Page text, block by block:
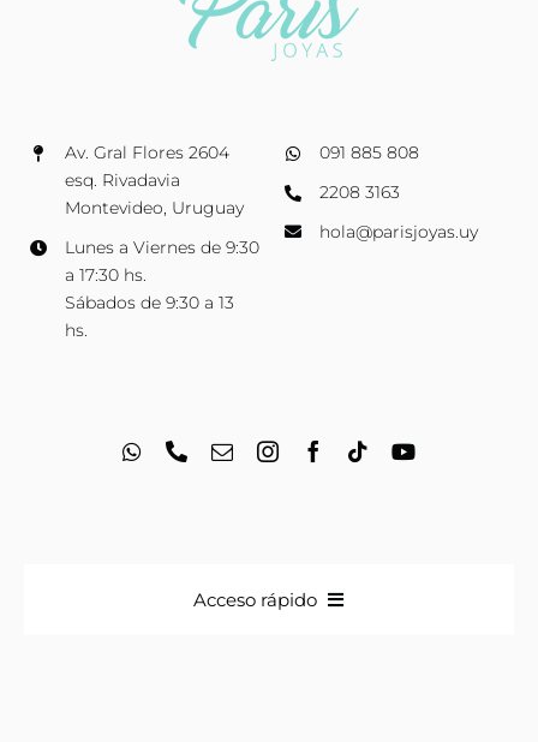
Av. Gral Flores 2604
esq. Rivadavia
Montevideo, Uruguay
Lunes a Viernes de 9:30
a 17:30 hs.
Sábados de 9:30 a 13
hs.
091 885 808
2208 3163
hola@parisjoyas.uy
Acceso rápido